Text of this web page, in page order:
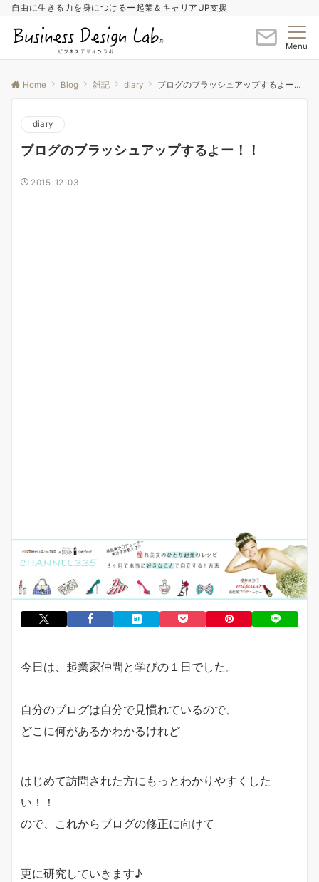
自由に生きる力を身につけるー起業＆キャリアUP支援
Menu
Home Blog 雑記 diary ブログのブラッシュアップするよー！！
diary
ブログのブラッシュアップするよー！！
2015-12-03
今日は、起業家仲間と学びの１日でした。
自分のブログは自分で見慣れているので、
どこに何があるかわかるけれど
はじめて訪問された方にもっとわかりやすくした
い！！
ので、これからブログの修正に向けて
更に研究していきます♪